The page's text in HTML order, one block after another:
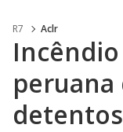
R7 Aclr
peruana